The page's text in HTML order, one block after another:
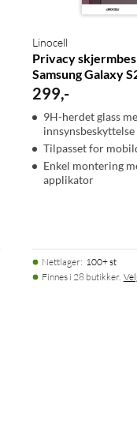
Linocell
Privacy
Samsung Galaxy
299,-
9H-herdet glass
innsynsbeskyttelse
Tilpasset for
Enkel montering
applikator
Nettlager: 100+ st
Finnes i 28 butikker.